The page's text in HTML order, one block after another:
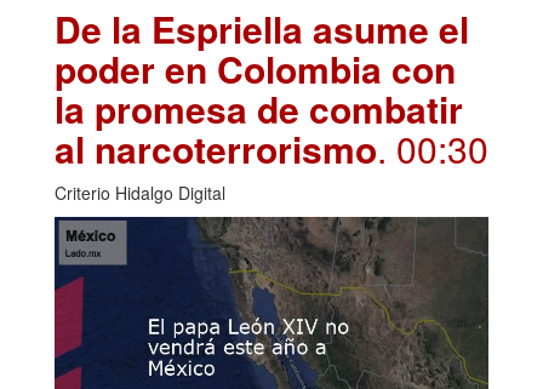
De la Espriella asume el
poder en Colombia con
la promesa de combatir
al narcoterrorismo. 00:30
Criterio Hidalgo Digital